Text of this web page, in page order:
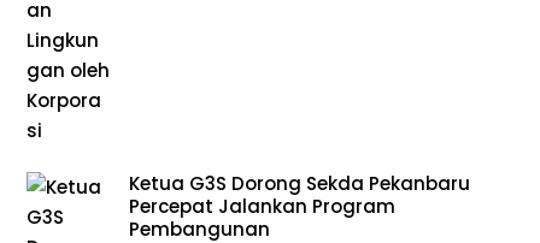
Ketua G3S Dorong Sekda Pekanbaru
Percepat Jalankan Program
Pembangunan